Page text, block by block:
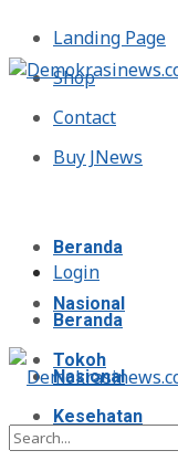
Landing Page
Shop
Contact
Buy JNews
Login
Beranda
Nasional
Tokoh
Kesehatan
Beranda
Nasional
Tokoh